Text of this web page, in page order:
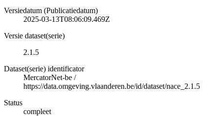
Versiedatum (Publicatiedatum)
2025-03-13T08:06:09.469Z
Versie dataset(serie)
2.1.5
Dataset(serie) identificator
MercatorNet-be /
https://data.omgeving.vlaanderen.be/id/dataset/nace_2.1.5
Status
compleet